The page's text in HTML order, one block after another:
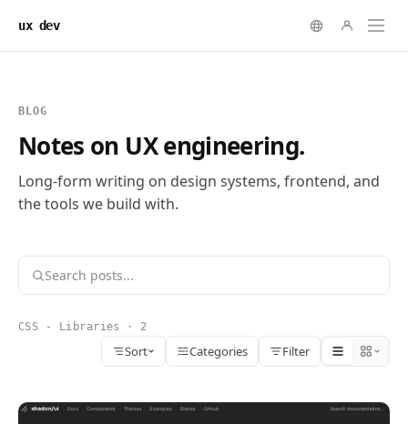
ux dev
BLOG
Notes on UX engineering.
Long-form writing on design systems, frontend, and
the tools we build with.
CSS - Libraries · 2
Sort Categories Filter